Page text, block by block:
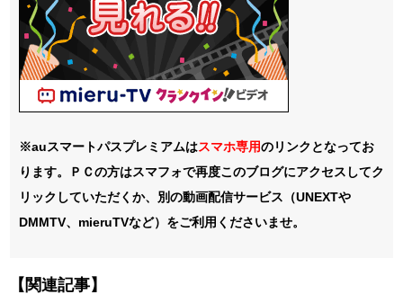
※auスマートパスプレミアムはスマホ専用のリンクとなってお
ります。ＰＣの方はスマフォで再度このブログにアクセスしてク
リックしていただくか、別の動画配信サービス（UNEXTや
DMMTV、mieruTVなど）をご利用くださいませ。
【関連記事】